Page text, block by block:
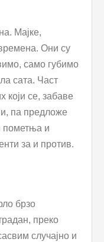
Мајке,
Они су
само губимо
сата. Част
који се, забаве
па предложе
пометња и
за и против.
брзо
преко
случајно и